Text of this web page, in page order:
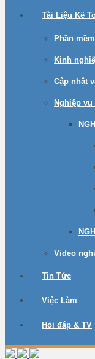
Tài Liệu Kế
Phần
Kinh
Cập nhật
Nghiệp vụ
Video
Tin Tức
Việc Làm
Hỏi đáp & TV